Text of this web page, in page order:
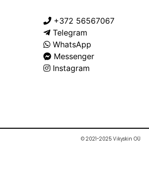
+372 56567067
Telegram
WhatsApp
Messenger
Instagram
© 2021-2025 Vikyskin OÜ